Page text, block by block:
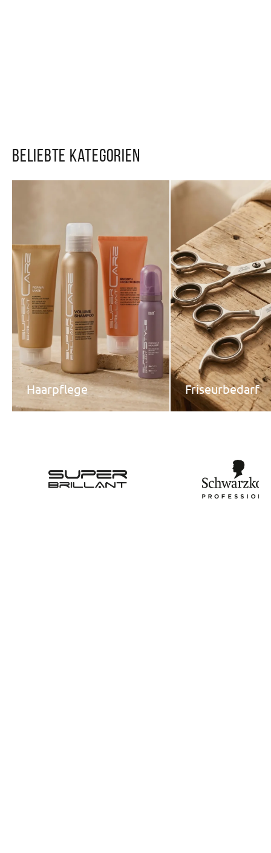
Beliebte Kategorien
Haarpflege Friseurbedarf